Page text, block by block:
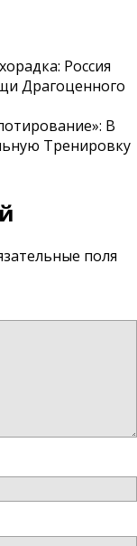
Россия
Драгоценного
В
Тренировку
поля